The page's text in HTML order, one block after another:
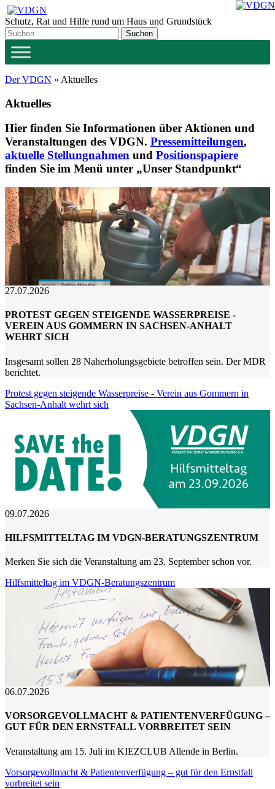
Zum
Inhalt
springen
Schutz, Rat und Hilfe rund um Haus und Grundstück
Der VDGN » Aktuelles
Aktuelles
Hier finden Sie Informationen über Aktionen und
Veranstaltungen des VDGN. Pressemitteilungen,
aktuelle Stellungnahmen und Positionspapiere
finden Sie im Menü unter „Unser Standpunkt“
27.07.2026
PROTEST GEGEN STEIGENDE WASSERPREISE -
VEREIN AUS GOMMERN IN SACHSEN-ANHALT
WEHRT SICH
Insgesamt sollen 28 Naherholungsgebiete betroffen sein. Der MDR
berichtet.
Protest gegen steigende Wasserpreise - Verein aus Gommern in
Sachsen-Anhalt wehrt sich
09.07.2026
HILFSMITTELTAG IM VDGN-BERATUNGSZENTRUM
Merken Sie sich die Veranstaltung am 23. September schon vor.
Hilfsmitteltag im VDGN-Beratungszentrum
06.07.2026
VORSORGEVOLLMACHT & PATIENTENVERFÜGUNG –
GUT FÜR DEN ERNSTFALL VORBREITET SEIN
Veranstaltung am 15. Juli im KIEZCLUB Allende in Berlin.
Vorsorgevollmacht & Patientenverfügung – gut für den Ernstfall
vorbreitet sein